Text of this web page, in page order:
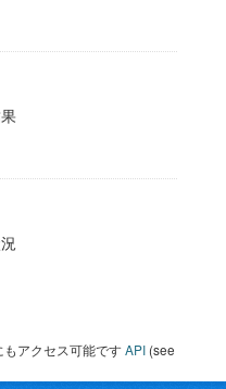
アクセス可能ですAPI (see